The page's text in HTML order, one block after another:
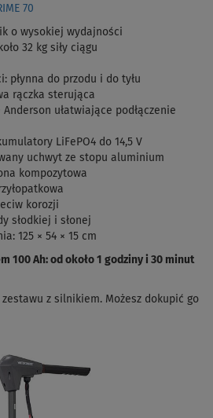
70
o wysokiej wydajności
32 kg siły ciągu
płynna do przodu i do tyłu
rączka sterująca
Anderson ułatwiające podłączenie
LiFePO4 do 14,5 V
uchwyt ze stopu aluminium
kompozytowa
korozji
słodkiej i słonej
125 × 54 × 15 cm
100 Ah: od około 1 godziny i 30 minut
z silnikiem. Możesz dokupić go